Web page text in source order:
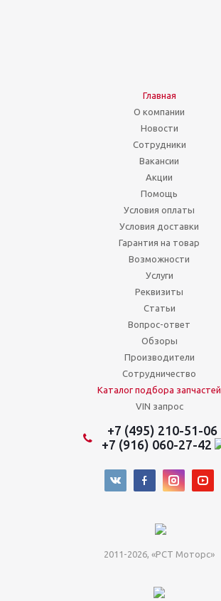
Главная
О компании
Новости
Сотрудники
Вакансии
Акции
Помощь
Условия оплаты
Условия доставки
Гарантия на товар
Возможности
Услуги
Реквизиты
Статьи
Вопрос-ответ
Обзоры
Производители
Сотрудничество
Каталог подбора запчастей
VIN запрос
+7 (495) 210-51-06
+7 (916) 060-27-42
2011-2026, «РСТ Моторс»